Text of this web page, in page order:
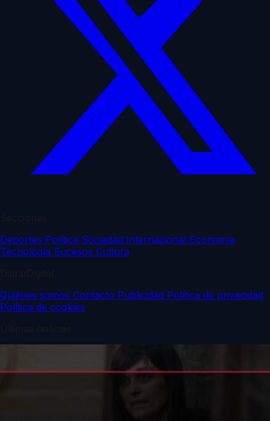
Deportes Política Sociedad Internacional Economía
Tecnología Sucesos Cultura
Quiénes somos Contacto Publicidad Política de privacidad
Política de cookies